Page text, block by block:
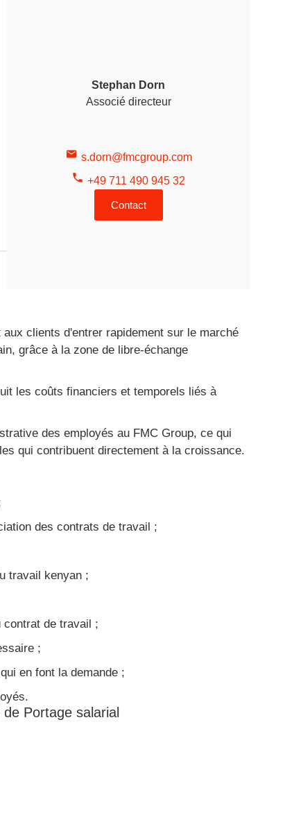
Stephan Dorn
Associé directeur
s.dorn@fmcgroup.com
+49 711 490 945 32
Contact
clients d'entrer rapidement sur le marché
grâce à la zone de libre-échange
les coûts financiers et temporels liés à
des employés au FMC Group, ce qui
qui contribuent directement à la croissance.
des contrats de travail ;
travail kenyan ;
contrat de travail ;
;
en font la demande ;
Portage salarial